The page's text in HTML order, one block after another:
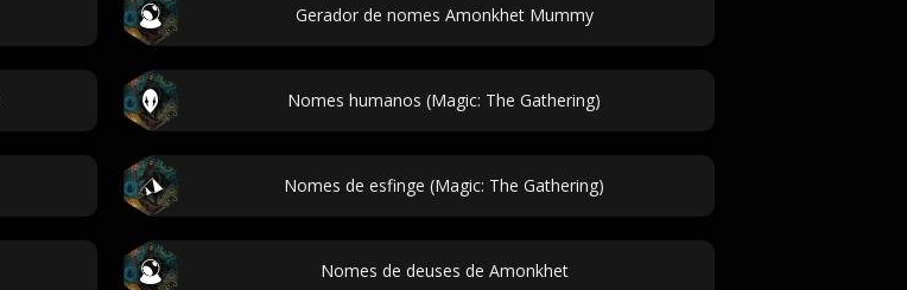
Gerador de nomes Amonkhet Mummy
Nomes humanos (Magic: The Gathering)
Nomes de esfinge (Magic: The Gathering)
Nomes de deuses de Amonkhet